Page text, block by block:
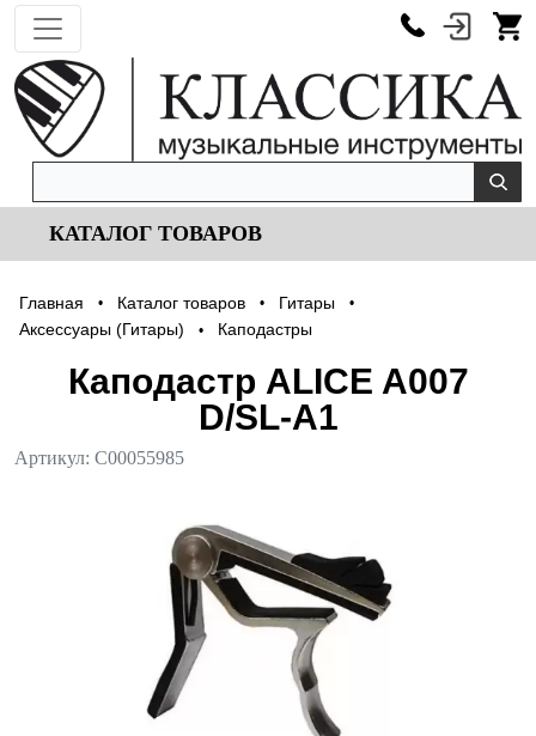
КАТАЛОГ ТОВАРОВ
Главная • Каталог товаров • Гитары •
Аксессуары (Гитары) • Каподастры
Каподастр ALICE A007
D/SL-A1
Артикул: С00055985